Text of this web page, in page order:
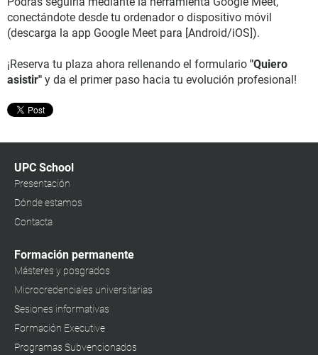
conectándote desde tu ordenador o dispositivo móvil
(descarga la app Google Meet para [Android/iOS]).
¡Reserva tu plaza ahora rellenando el formulario "Quiero
asistir" y da el primer paso hacia tu evolución profesional!
UPC School
Presentación
Dónde estamos
Contacta
Formación permanente
Másteres y posgrados
Microcredenciales universitarias
Sesiones informativas
Formación Executive
Programas Subvencionados